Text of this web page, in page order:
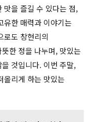
맛을 즐길 수 있다는 점,
유한 매력과 이야기는
로도 창현리의
한 정을 나누며, 맛있는
것입니다. 이번 주말,
올리게 하는 맛있는